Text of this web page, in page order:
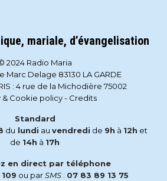
mariale, d’évangelisation
2024 Radio Maria
Marc Delage 83130 LA GARDE
: 4 rue de la Michodière 75002
& Cookie policy- Credits
Standard
du lundi au vendredi de 9h à 12h et
de 14h à 17h
en direct par téléphone
ou parSMS : 07 83 89 13 75